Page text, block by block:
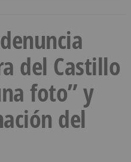
del Castillo
foto” y
del